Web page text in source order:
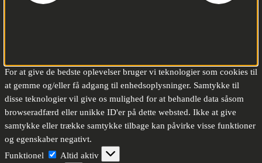
For at give de bedste oplevelser bruger vi teknologier som cookies til
at gemme og/eller få adgang til enhedsoplysninger. Samtykke til
disse teknologier vil give os mulighed for at behandle data såsom
browseradfærd eller unikke ID'er på dette websted. Ikke at give
samtykke eller trække samtykke tilbage kan påvirke visse funktioner
og egenskaber negativt.
Funktionel
Funktionel
Altid aktiv